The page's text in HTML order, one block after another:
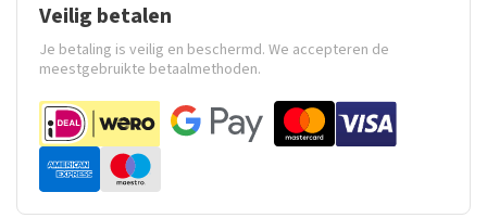
Veilig betalen
Je betaling is veilig en beschermd. We accepteren de
meestgebruikte betaalmethoden.